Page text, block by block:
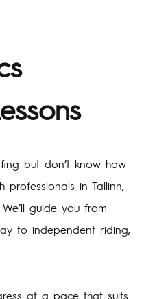
but don’t know how
in Tallinn,
guide you from
to independent riding,
at a pace that suits